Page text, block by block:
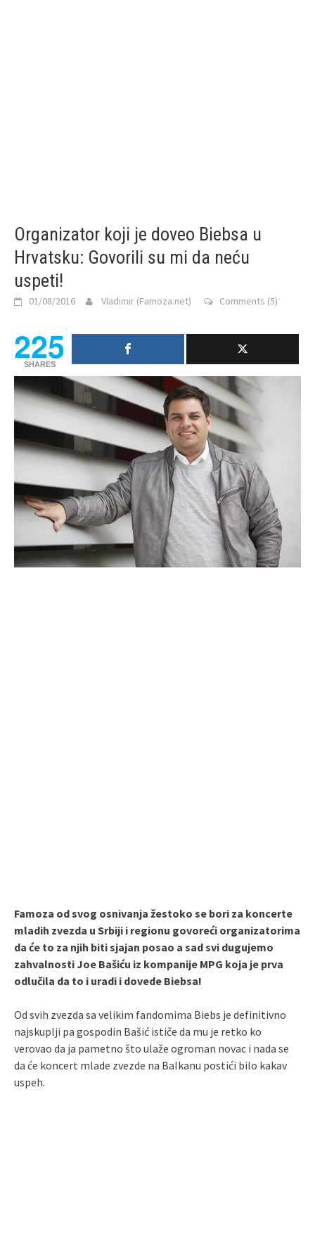
Organizator koji je doveo Biebsa u
Hrvatsku: Govorili su mi da neću
uspeti!
01/08/2016 Vladimir (Famoza.net) Comments (5)
225
SHARES
Famoza od svog osnivanja žestoko se bori za koncerte
mladih zvezda u Srbiji i regionu govoreći organizatorima
da će to za njih biti sjajan posao a sad svi dugujemo
zahvalnosti Joe Bašiću iz kompanije MPG koja je prva
odlučila da to i uradi i dovede Biebsa!
Od svih zvezda sa velikim fandomima Biebs je definitivno
najskuplji pa gospodin Bašić ističe da mu je retko ko
verovao da ja pametno što ulaže ogroman novac i nada se
da će koncert mlade zvezde na Balkanu postići bilo kakav
uspeh.